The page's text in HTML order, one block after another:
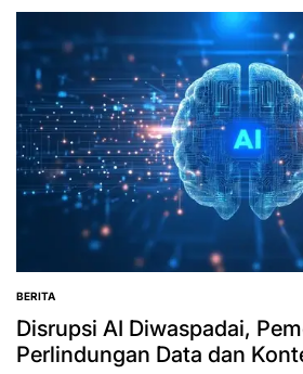
by
POSTED
IN
BERITA
Disrupsi AI Diwaspadai,
Perlindungan Data dan